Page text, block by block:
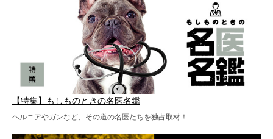
【特集】もしものときの名医名鑑
ヘルニアやガンなど、その道の名医たちを独占取材！